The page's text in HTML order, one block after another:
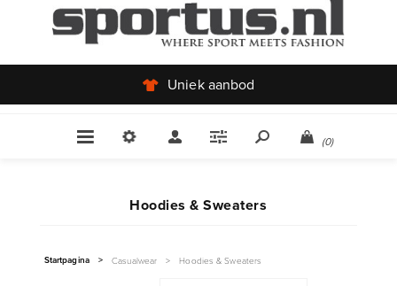
Uniek aanbod
(0)
Startpagina > Casualwear > Hoodies & Sweaters
Hoodies & Sweaters